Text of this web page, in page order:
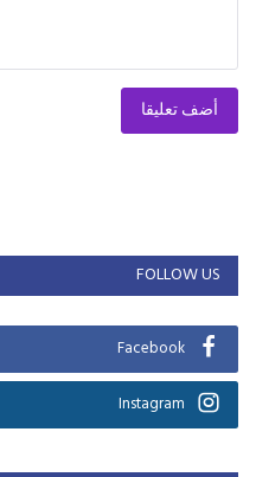
أضف تعليقا
FOLLOW US
Facebook
Instagram